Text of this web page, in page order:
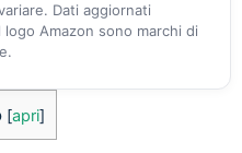
Dati aggiornati
logo Amazon sono marchi di
[apri]